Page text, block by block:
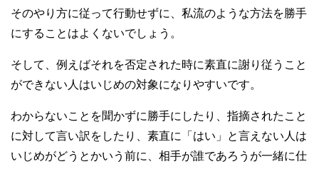
そのやり方に従って行動せずに、私流のような方法を勝手
にすることはよくないでしょう。
そして、例えばそれを否定された時に素直に謝り従うこと
ができない人はいじめの対象になりやすいです。
わからないことを聞かずに勝手にしたり、指摘されたこと
に対して言い訳をしたり、素直に「はい」と言えない人は
いじめがどうとかいう前に、相手が誰であろうが一緒に仕